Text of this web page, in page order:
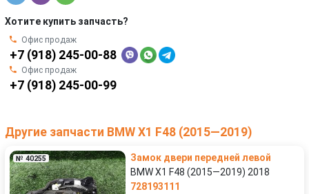
Хотите купить запчасть?
Офис продаж
+7 (918) 245-00-88
Офис продаж
+7 (918) 245-00-99
Другие запчасти BMW X1 F48 (2015—2019)
№ 40255
Замок двери передней левой
BMW X1 F48 (2015—2019) 2018
728193111